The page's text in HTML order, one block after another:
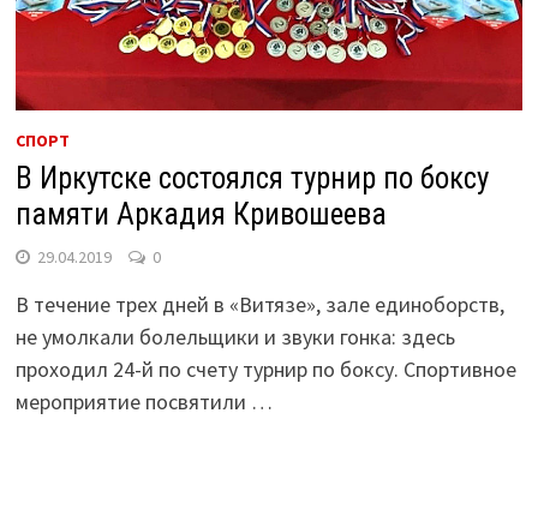
СПОРТ
В Иркутске состоялся турнир по боксу
памяти Аркадия Кривошеева
29.04.2019 0
В течение трех дней в «Витязе», зале единоборств,
не умолкали болельщики и звуки гонка: здесь
проходил 24-й по счету турнир по боксу. Спортивное
мероприятие посвятили …